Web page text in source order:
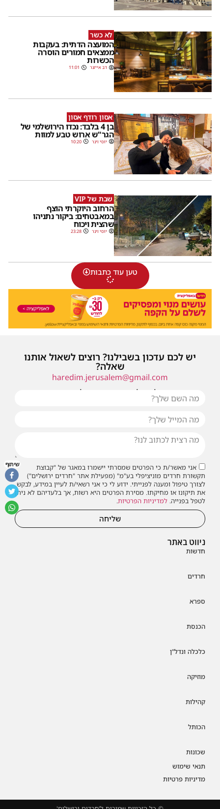
לא כשר
המועצה הדתית: בעקבות
ממצאים חמורים הוסרה
הכשרות
דב אייזנר 11:01
אסון רודף אסון
בן 4 בלבד: נכדו הירושלמי של
הגר"ש ארוש טבע למוות
יוסי וינר 10:20
שבת של VIP
הרחוב היוקרתי הוצף
במאבטחים: ביקור נתניהו
שהצית ויכוח
יוסי וינר 23:28
טען עוד כתבות
ניווט באתר
חדשות
חרדים
ספרא
הכנסת
כלכלה ונדל"ן
מוזיקה
קהילות
הכותל
שכונות
תנאי שימוש
מדיניות פרטיות
יש לכם עדכון בשבילנו? רוצים לשאול אותנו
שאלה?
haredim.jerusalem@gmail.com
או שילחו אלינו פנייה ונחזור אליכם בהקדם
אני מאשר/ת כי הפרטים שמסרתי יישמרו במאגר של "קבוצת
תקשורת חרדים מוניציפלי בע"מ" (מפעילת אתר "חרדים ירושלים")
לצורך טיפול ומענה לפנייתי. ידוע לי כי אני רשאי/ת לעיין במידע, לבקש
את תיקונו או מחיקתו. מסירת הפרטים היא רשות, אך בלעדיהם לא ניתן
לטפל בפנייה. למדיניות הפרטיות.
שליחה
שיתוף